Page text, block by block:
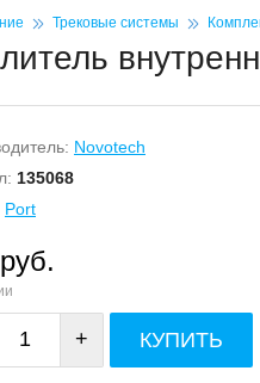
Трековые системы
Novotech
135068
Port
+ КУПИТЬ